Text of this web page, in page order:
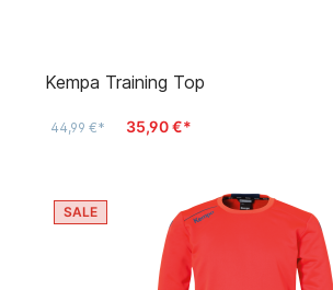
Kempa Training Top
44,99 €* 35,90 €*
SALE